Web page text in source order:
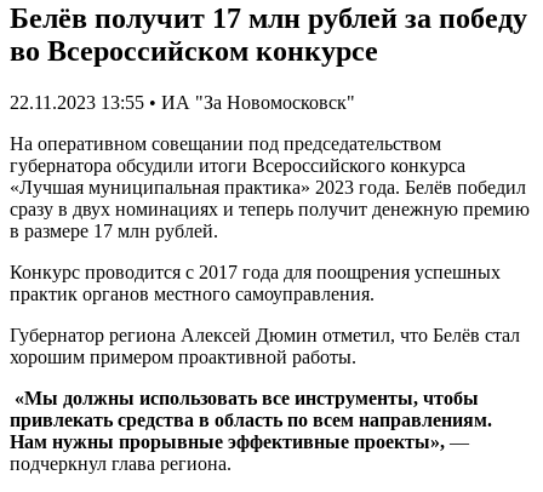
Белёв получит 17 млн рублей за победу
во Всероссийском конкурсе
22.11.2023 13:55 • ИА "За Новомосковск"
На оперативном совещании под председательством
губернатора обсудили итоги Всероссийского конкурса
«Лучшая муниципальная практика» 2023 года. Белёв победил
сразу в двух номинациях и теперь получит денежную премию
в размере 17 млн рублей.
Конкурс проводится с 2017 года для поощрения успешных
практик органов местного самоуправления.
Губернатор региона Алексей Дюмин отметил, что Белёв стал
хорошим примером проактивной работы.
«Мы должны использовать все инструменты, чтобы
привлекать средства в область по всем направлениям.
Нам нужны прорывные эффективные проекты», —
подчеркнул глава региона.